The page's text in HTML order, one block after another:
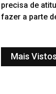
precisa de
fazer a parte
Mais Vistos